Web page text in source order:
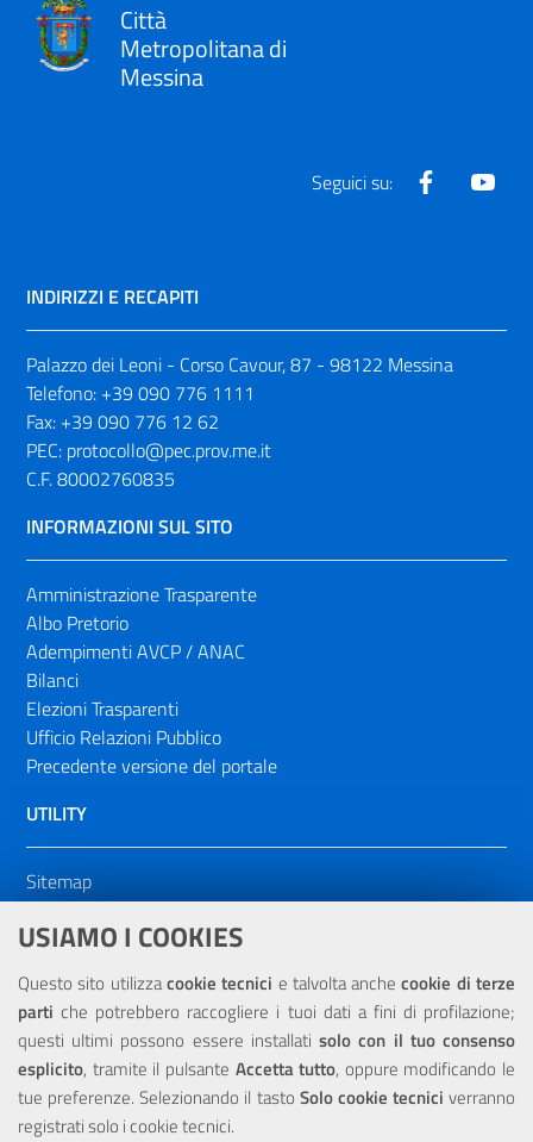
USIAMO I COOKIES
Questo sito utilizzacookie tecnici e talvolta anchecookie di terze
parti che potrebbero raccogliere i tuoi dati a fini di profilazione;
questi ultimi possono essere installatisolo con il tuo consenso
esplicito, tramite il pulsante Accetta tutto, oppure modificando le
tue preferenze. Selezionando il tasto Solo cookie tecnici verranno
registrati solo i cookie tecnici.
Città
Metropolitana di
Messina
Seguici su: Facebook
INDIRIZZI E RECAPITI
Palazzo dei Leoni - Corso Cavour, 87 - 98122 Messina
Telefono: +39 090 776 1111
Fax: +39 090 776 12 62
PEC: protocollo@pec.prov.me.it
C.F. 80002760835
INFORMAZIONI SUL SITO
Amministrazione Trasparente
Albo Pretorio
Adempimenti AVCP / ANAC
Bilanci
Elezioni Trasparenti
Ufficio Relazioni Pubblico
Precedente versione del portale
UTILITY
Sitemap
Dichiarazione di accessibilità
NOTE LEGALI
Privacy